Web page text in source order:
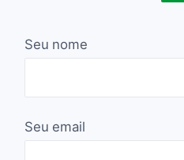
Seu nome
Seu email